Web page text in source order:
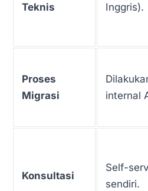
Teknis
Inggris).
Proses
Migrasi
internal
Konsultasi
Self-
sendiri.